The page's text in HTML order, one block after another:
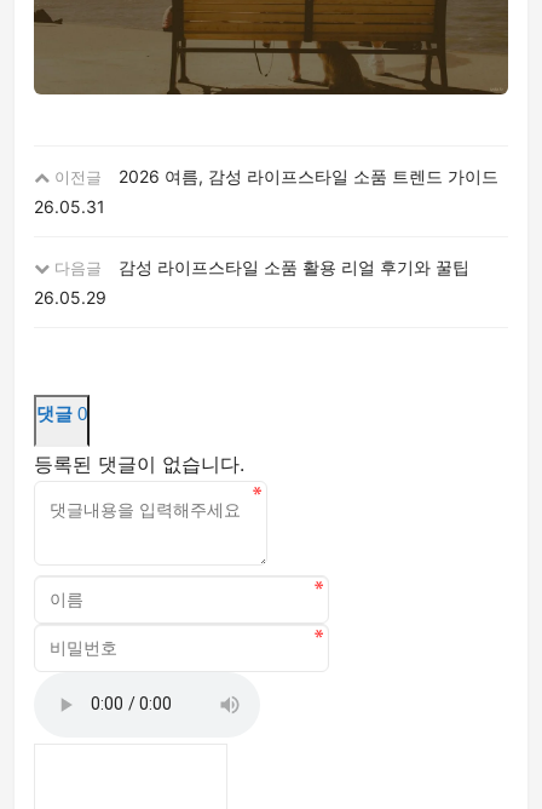
이전글
2026 여름, 감성 라이프스타일 소품 트렌드 가이드
26.05.31
다음글
감성 라이프스타일 소품 활용 리얼 후기와 꿀팁
26.05.29
댓글 0
등록된 댓글이 없습니다.